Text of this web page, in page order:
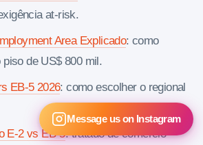
at-risk.
Area Explicado: como
de US$ 800 mil.
EB-5 2026: como escolher o regional
E-2 vs EB-5: tratado de comércio
Message us on Instagram